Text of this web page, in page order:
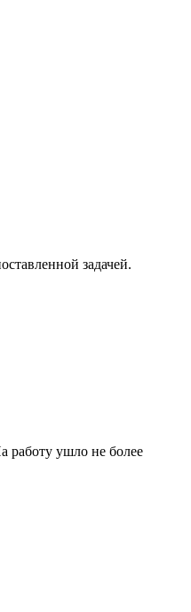
задачей.
работу ушло не более